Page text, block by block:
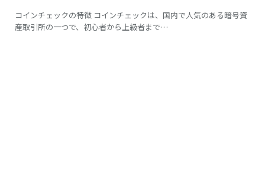
コインチェックの特徴 コインチェックは、国内で人気のある暗号資
産取引所の一つで、初心者から上級者まで…